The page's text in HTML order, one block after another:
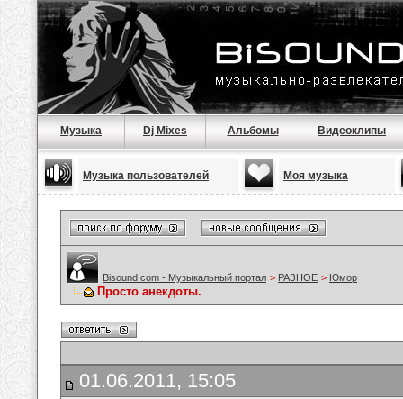
Музыка Dj Mixes Альбомы Видеоклипы
Музыка пользователей Моя музыка
Bisound.com - Музыкальный портал > РАЗНОЕ > Юмор
Просто анекдоты.
01.06.2011, 15:05